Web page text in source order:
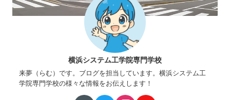
横浜システム工学院専門学校
来夢（らむ）です。ブログを担当しています。横浜システム工
学院専門学校の様々な情報をお伝えします！